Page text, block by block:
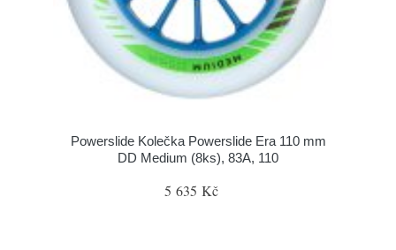
Powerslide Kolečka Powerslide Era 110 mm
DD Medium (8ks), 83A, 110
5 635 Kč